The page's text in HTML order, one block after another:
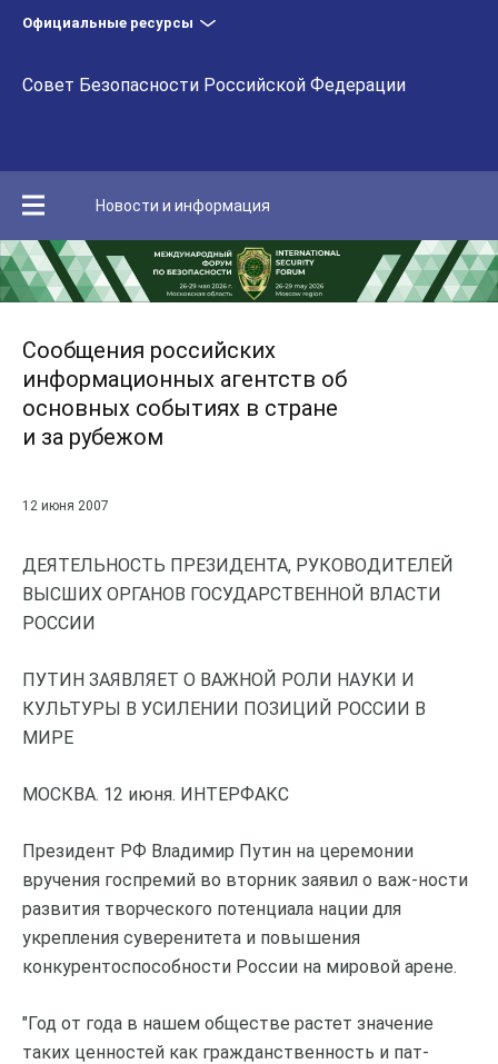
Официальные ресурсы
Совет Безопасности Российской Федерации
Новости и информация
Сообщения российских
информационных агентств об
основных событиях в стране
и за рубежом
12 июня 2007
ДЕЯТЕЛЬНОСТЬ ПРЕЗИДЕНТА, РУКОВОДИТЕЛЕЙ
ВЫСШИХ ОРГАНОВ ГОСУДАРСТВЕННОЙ ВЛАСТИ
РОССИИ
ПУТИН ЗАЯВЛЯЕТ О ВАЖНОЙ РОЛИ НАУКИ И
КУЛЬТУРЫ В УСИЛЕНИИ ПОЗИЦИЙ РОССИИ В
МИРЕ
МОСКВА. 12 июня. ИНТЕРФАКС
Президент РФ Владимир Путин на церемонии
вручения госпремий во вторник заявил о важ-ности
развития творческого потенциала нации для
укрепления суверенитета и повышения
конкурентоспособности России на мировой арене.
"Год от года в нашем обществе растет значение
таких ценностей как гражданственность и пат-